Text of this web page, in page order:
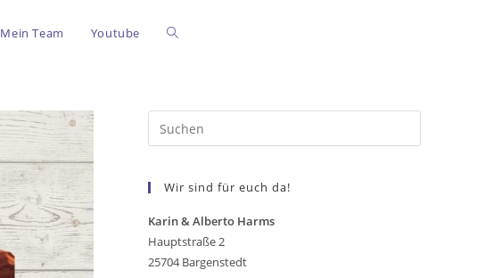
Mein Team Youtube
Wir sind für euch da!
Karin & Alberto Harms
Hauptstraße 2
25704 Bargenstedt